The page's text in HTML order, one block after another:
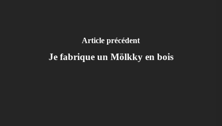
Article précédent
Je fabrique un Mölkky en bois